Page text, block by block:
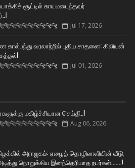
சூட்டில் காயமடைந்தவர்
Jul 17, 2026
வரலாற்றில் புதிய சாதனை: கிலியன்
Jul 01, 2026
மகிழ்ச்சியான செய்தி..!
Aug 06, 2026
அராஜகம்: ஏழைத் தொழிலாளியின் வீடு,
நொறுக்கிய இனந்தெரியாத நபர்கள்.......!